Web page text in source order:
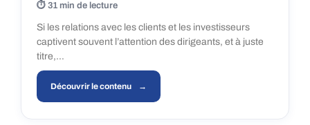
31 min de lecture
Si les relations avec les clients et les investisseurs
captivent souvent l’attention des dirigeants, et à juste
titre,…
Découvrir le contenu